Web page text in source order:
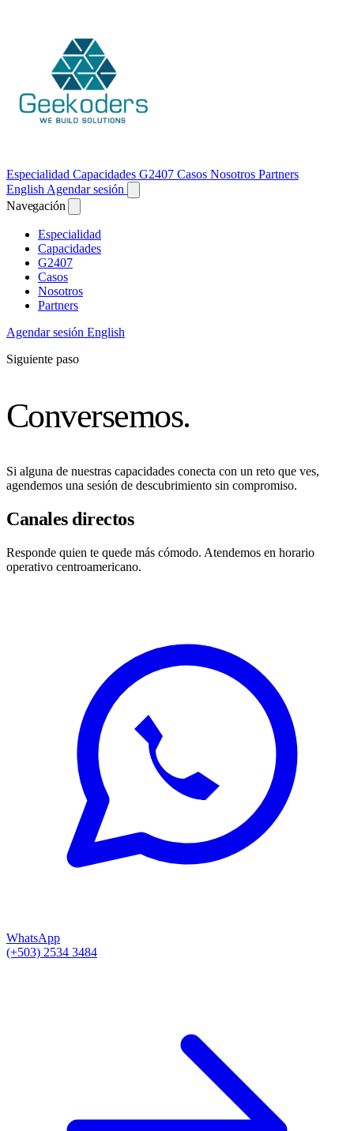
Especialidad Capacidades G2407 Casos Nosotros Partners
English Agendar sesión
Navegación
Especialidad
Capacidades
G2407
Casos
Nosotros
Partners
Agendar sesión English
Siguiente paso
Conversemos.
Si alguna de nuestras capacidades conecta con un reto que ves,
agendemos una sesión de descubrimiento sin compromiso.
Canales directos
Responde quien te quede más cómodo. Atendemos en horario
operativo centroamericano.
WhatsApp
(+503) 2534 3484